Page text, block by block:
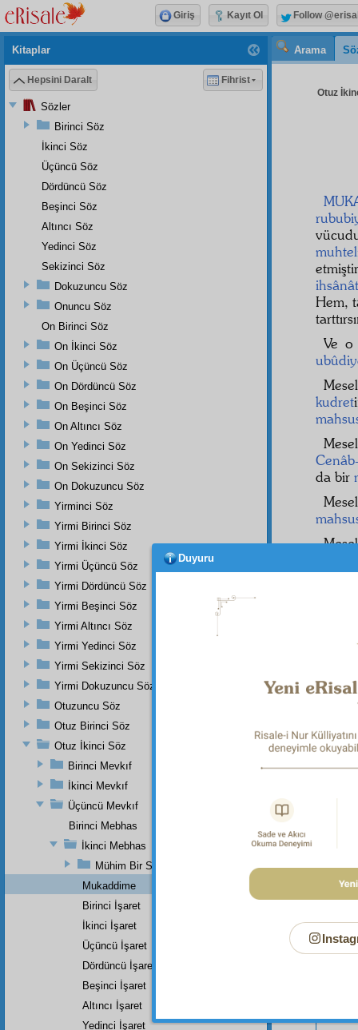
Arama
Otuz
ihsânât
Hem,
Ve
kudret
da bir
Bu
Kitaplar
Hepsini Daralt Fihrist
Sözler
Birinci Söz
İkinci Söz
Üçüncü Söz
Dördüncü Söz
Beşinci Söz
Altıncı Söz
Yedinci Söz
Sekizinci Söz
Dokuzuncu Söz
Onuncu Söz
On Birinci Söz
On İkinci Söz
On Üçüncü Söz
On Dördüncü Söz
On Beşinci Söz
On Altıncı Söz
On Yedinci Söz
On Sekizinci Söz
On Dokuzuncu Söz
Yirminci Söz
Yirmi Birinci Söz
Yirmi İkinci Söz
Yirmi Üçüncü Söz
Yirmi Dördüncü Söz
Yirmi Beşinci Söz
Yirmi Altıncı Söz
Yirmi Yedinci Söz
Yirmi Sekizinci Söz
Yirmi Dokuzuncu Söz
Otuzuncu Söz
Otuz Birinci Söz
Otuz İkinci Söz
Birinci Mevkıf
İkinci Mevkıf
Üçüncü Mevkıf
Birinci Mebhas
İkinci Mebhas
Mühim Bir Sual
Mukaddime
Birinci İşaret
İkinci İşaret
Üçüncü İşaret
Dördüncü İşaret
Beşinci İşaret
Altıncı İşaret
Yedinci İşaret
Giriş Kayıt Ol Follow
Duyuru